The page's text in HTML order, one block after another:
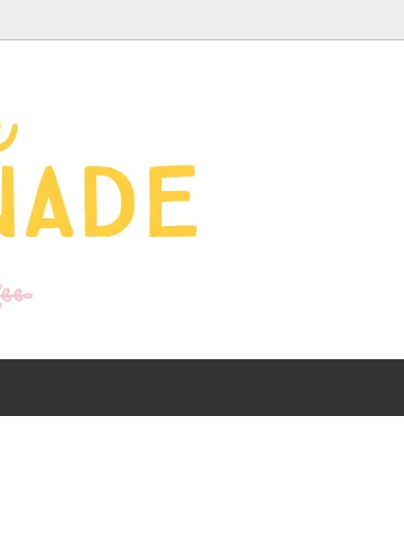
- 雑貨 -
ギフト特集】 出産祝
おすすめのアイテムを
介